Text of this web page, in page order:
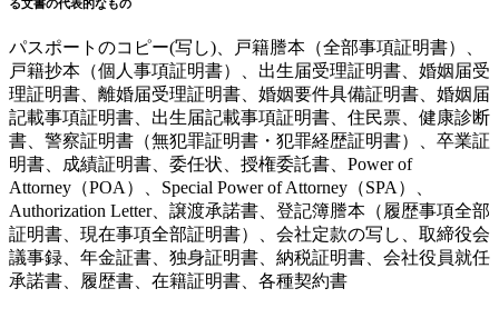
る文書の代表的なもの
パスポートのコピー(写し)、戸籍謄本（全部事項証明書）、
戸籍抄本（個人事項証明書）、出生届受理証明書、婚姻届受
理証明書、離婚届受理証明書、婚姻要件具備証明書、婚姻届
記載事項証明書、出生届記載事項証明書、住民票、健康診断
書、警察証明書（無犯罪証明書・犯罪経歴証明書）、卒業証
明書、成績証明書、委任状、授権委託書、Power of
Attorney（POA）、Special Power of Attorney（SPA）、
Authorization Letter、譲渡承諾書、登記簿謄本（履歴事項全部
証明書、現在事項全部証明書）、会社定款の写し、取締役会
議事録、年金証書、独身証明書、納税証明書、会社役員就任
承諾書、履歴書、在籍証明書、各種契約書